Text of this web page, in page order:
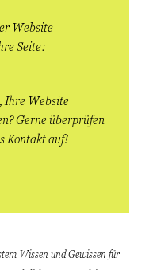
Website
Seite:
Ihre Website
Gerne überprüfen
Kontakt auf!
Wissen und Gewissen für